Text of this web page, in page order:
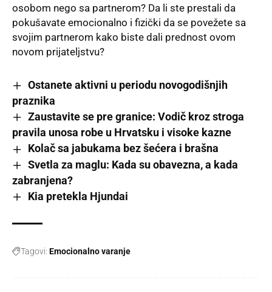
osobom nego sa partnerom? Da li ste prestali da
pokušavate emocionalno i fizički da se povežete sa
svojim partnerom kako biste dali prednost ovom
novom prijateljstvu?
Ostanete aktivni u periodu novogodišnjih
praznika
Zaustavite se pre granice: Vodič kroz stroga
pravila unosa robe u Hrvatsku i visoke kazne
Kolač sa jabukama bez šećera i brašna
Svetla za maglu: Kada su obavezna, a kada
zabranjena?
Kia pretekla Hjundai
Tagovi: Emocionalno varanje